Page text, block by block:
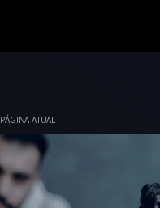
PÁGINA ATUAL